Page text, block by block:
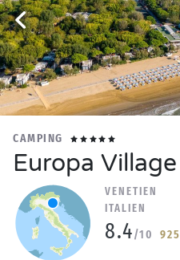
CAMPING
Europa Village
VENETIEN
ITALIEN
8.4/10 925